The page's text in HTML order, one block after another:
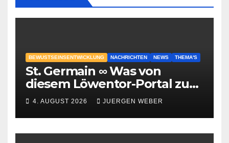
BEWUSTSEINSENTWICKLUNG NACHRICHTEN NEWS THEMA'S
St. Germain ∞ Was von
diesem Löwentor-Portal zu
erwarten ist
4. AUGUST 2026 JUERGEN WEBER